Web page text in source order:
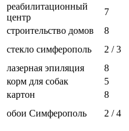
реабилитационный
центр
7
строительство домов
8
стекло симферополь
2 / 3
лазерная эпиляция
8
корм для собак
5
картон
8
обои Симферополь
2 / 4